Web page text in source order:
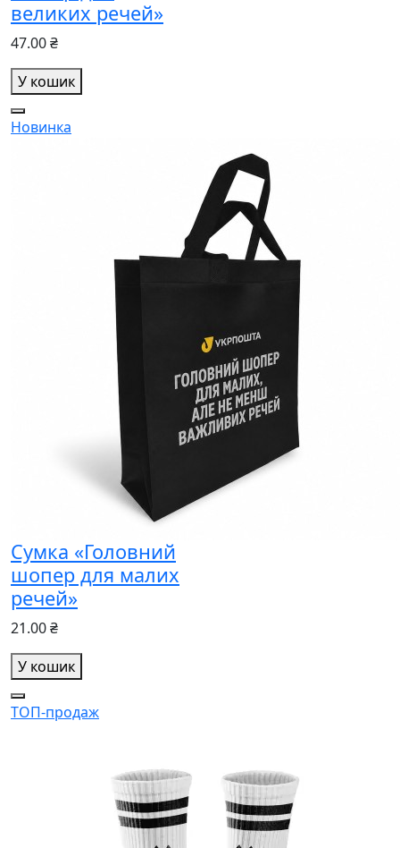
великих речей»
47.00 ₴
У кошик
Новинка
Сумка «Головний
шопер для малих
речей»
21.00 ₴
У кошик
ТОП-продаж